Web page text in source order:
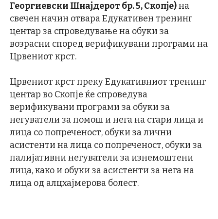
Георгиевски Шнајдерот бр. 5, Скопје)на
свечен начин отвара Едукативен тренинг
центар за спроведување на обуки за
возрасни според верификувани програми на
Црвениот крст.
Црвениот крст преку Едукативниот тренинг
центар во Скопје ќе спроведува
верификувани програми за обуки за
негуватели за помош и нега на стари лица и
лица со попреченост, обуки за лични
асистенти на лица со попреченост, обуки за
палијативни негуватели за изнемоштени
лица, како и обуки за асистенти за нега на
лица од алцхајмерова болест.